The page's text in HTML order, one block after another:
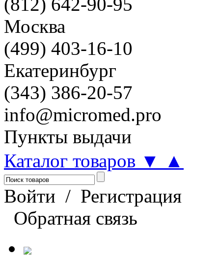
Москва
(499) 403-16-10
Екатеринбург
(343) 386-20-57
info@micromed.pro
Пункты выдачи
Каталог товаров ▼
▲
Войти / Регистрация
Обратная связь